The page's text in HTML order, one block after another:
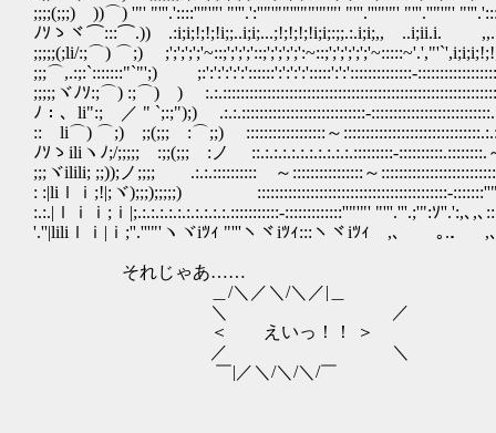
;;;;(;;;) ))⌒) '"' "'''.'::::''"'"' "'''.':''"'""'''""'"'"' "'''.'''"'"' "'''.''"'"'
ﾉｿゝヾ⌒:::⌒.)) .:i;i;!;!;!i;;..i;i;...;!;!;!;!i;i;:;;.:.i;i;,,
;;;;;(;li/:;⌒) ⌒;)
;;;⌒,.:;:`:::::::"`"';) ;:':':':':':'::::::':':':':':::::':':'::::::::::::::-
;;;;;ヾﾉｿ:;⌒) :;⌒) )
ﾉ：、li":; ／ " `;:;");) .:.:.::::::::::::::::::::::::::::-
:: li⌒) ⌒;) ;;(;;; :⌒;;) ::::::::::::::::::～
ﾉｿゝiliヽﾉ;/;;;;; :;;(;;; :ノ ::.:.:.:.:.:.:.:.:.:.:.:::::::::-::::::::::.::::::::.
;;;ヾilili; ;;));ノ;;;; .:.:.:::::::::: ～::::::::::::::::～
: :|liｌｉ;!|;ヾ);;;);;;;;) :::::::::::::::::::::::::::::::::::::::::::-
:.:.|ｌｉｉ;ｉ|;.:.:.:.:.:.:.:.:.:.:.:::::::::::-:::::::::::::''"'"'
'.''|liliｌｉ|ｉ;''.'''"'ヽヾiﾂｨ "'''ヽヾiﾂｨ:::ヽヾiﾂｨ ,､ ｡
それじゃあ……
＿/＼／＼/＼／|＿
＼ ／
＜ えいっ！！ ＞ ＿/＼
／ ＼
￣|／＼/＼/＼/￣ ＜ 先